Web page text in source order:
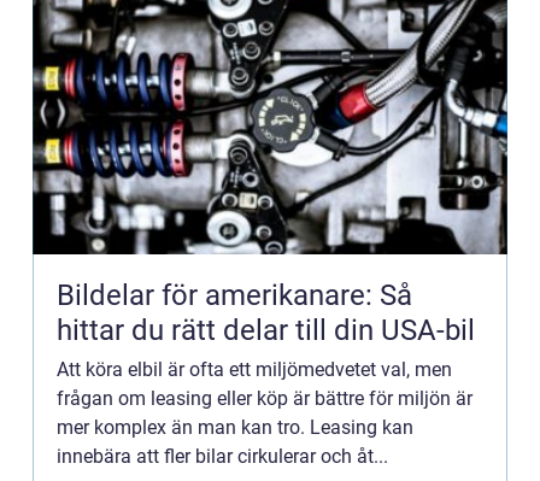
Bildelar för amerikanare: Så
hittar du rätt delar till din USA-bil
Att köra elbil är ofta ett miljömedvetet val, men
frågan om leasing eller köp är bättre för miljön är
mer komplex än man kan tro. Leasing kan
innebära att fler bilar cirkulerar och åt...